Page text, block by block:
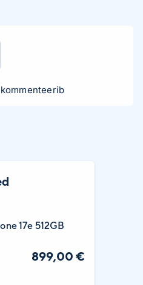
17e 512GB
899,00 €